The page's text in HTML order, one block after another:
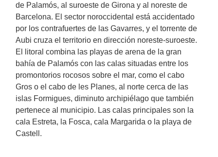
de Palamós, al suroeste de Girona y al noreste de
Barcelona. El sector noroccidental está accidentado
por los contrafuertes de las Gavarres, y el torrente de
Aubi cruza el territorio en dirección noreste-suroeste.
El litoral combina las playas de arena de la gran
bahía de Palamós con las calas situadas entre los
promontorios rocosos sobre el mar, como el cabo
Gros o el cabo de les Planes, al norte cerca de las
islas Formigues, diminuto archipiélago que también
pertenece al municipio. Las calas principales son la
cala Estreta, la Fosca, cala Margarida o la playa de
Castell.